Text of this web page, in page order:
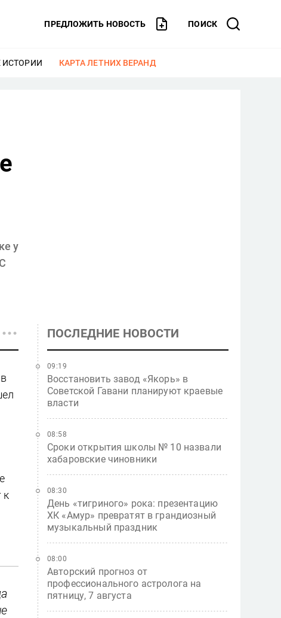
ПРЕДЛОЖИТЬ НОВОСТЬ ПОИСК
ИСТОРИИ ЕЩЕ
КАРТА ЛЕТНИХ ВЕРАНД
у
к
ПОСЛЕДНИЕ НОВОСТИ
Восстановить завод «Якорь» в
Советской Гавани планируют краевые
власти
09:19
Сроки открытия школы № 10 назвали
хабаровские чиновники
08:58
День «тигриного» рока: презентацию
ХК «Амур» превратят в грандиозный
музыкальный праздник
08:30
Авторский прогноз от
профессионального астролога на
пятницу, 7 августа
08:00